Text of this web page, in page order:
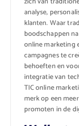
analyse,
klanten. Waar
boodschappen
online marketing
campagnes te
behoeften en
integratie van
TIC online
merk op een
promoten in de